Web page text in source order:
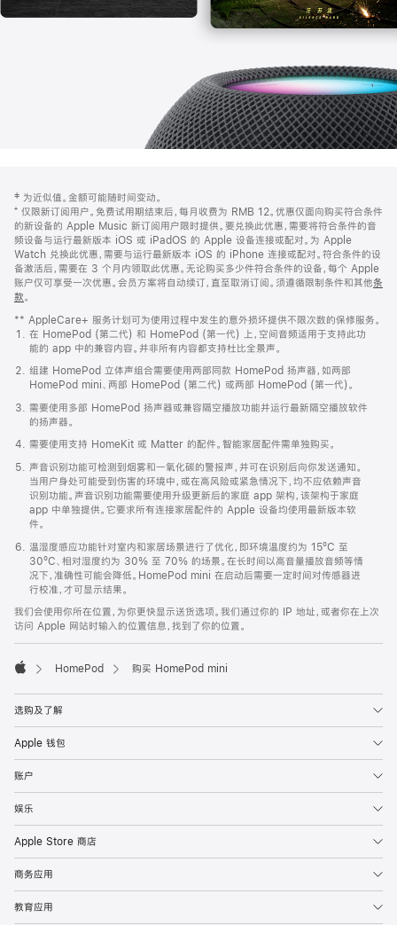
页
页
脚
注
‡ 为近似值。金额可能随时间变动。
⁺ 仅限新订阅用户。免费试用期结束后，每月收费为 RMB 12。优惠仅面向购买符合条件
的新设备的 Apple Music 新订阅用户限时提供。要兑换此优惠，需要将符合条件的音
频设备与运行最新版本 iOS 或 iPadOS 的 Apple 设备连接或配对。为 Apple
Watch 兑换此优惠，需要与运行最新版本 iOS 的 iPhone 连接或配对。符合条件的设
备激活后，需要在 3 个月内领取此优惠。无论购买多少件符合条件的设备，每个 Apple
账户仅可享受一次优惠。会员方案将自动续订，直至取消订阅。须遵循限制条件和其他条
款。
窗
口
中
打
开)
** AppleCare+ 服务计划可为使用过程中发生的意外损坏提供不限次数的保修服务。
在 HomePod (第二代) 和 HomePod (第一代) 上，空间音频适用于支持此功
能的 app 中的兼容内容。并非所有内容都支持杜比全景声。
组建 HomePod 立体声组合需要使用两部同款 HomePod 扬声器，如两部
HomePod mini、两部 HomePod (第二代) 或两部 HomePod (第一代)。
需要使用多部 HomePod 扬声器或兼容隔空播放功能并运行最新隔空播放软件
的扬声器。
需要使用支持 HomeKit 或 Matter 的配件。智能家居配件需单独购买。
声音识别功能可检测到烟雾和一氧化碳的警报声，并可在识别后向你发送通知。
当用户身处可能受到伤害的环境中，或在高风险或紧急情况下，均不应依赖声音
识别功能。声音识别功能需要使用升级更新后的家庭 app 架构，该架构于家庭
app 中单独提供。它要求所有连接家居配件的 Apple 设备均使用最新版本软
件。
温湿度感应功能针对室内和家居场景进行了优化，即环境温度约为 15ºC 至
30ºC、相对湿度约为 30% 至 70% 的场景。在长时间以高音量播放音频等情
况下，准确性可能会降低。HomePod mini 在启动后需要一定时间对传感器进
行校准，才可显示结果。
我们会使用你所在位置，为你更快显示送货选项。我们通过你的 IP 地址，或者你在上次
访问 Apple 网站时输入的位置信息，找到了你的位置。
HomePod 购买 HomePod mini
选购及了解
Apple 钱包
账户
娱乐
Apple Store 商店
商务应用
教育应用